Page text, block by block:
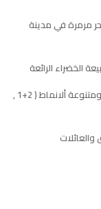
مرمرة في مدينة
الخضراء الرائعة
يتكون المشروع من 6 أبنية تضم 442 شقة مميزة ومتنوعة ألانماط ( 2+1 ,